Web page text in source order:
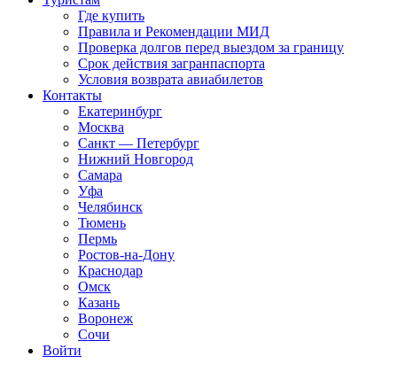
Где купить
Правила и Рекомендации МИД
Проверка долгов перед выездом за границу
Срок действия загранпаспорта
Условия возврата авиабилетов
Контакты
Екатеринбург
Москва
Санкт — Петербург
Нижний Новгород
Самара
Уфа
Челябинск
Тюмень
Пермь
Ростов-на-Дону
Краснодар
Омск
Казань
Воронеж
Сочи
Войти